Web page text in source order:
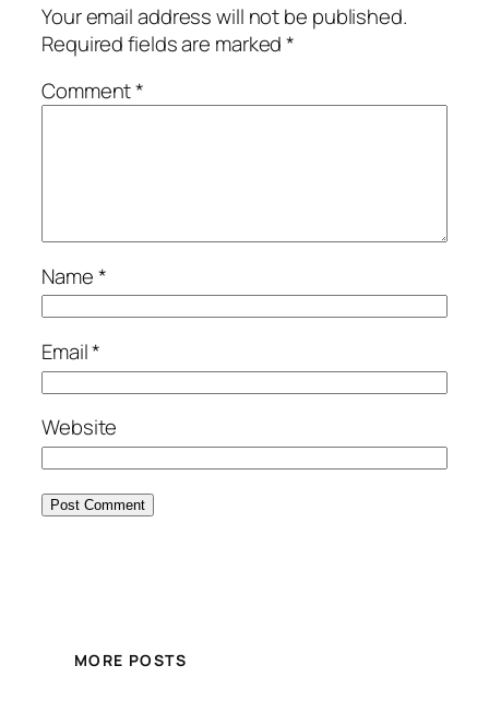
Your email address will not be published.
Required fields are marked*
Comment*
Name*
Email*
Website
MORE POSTS